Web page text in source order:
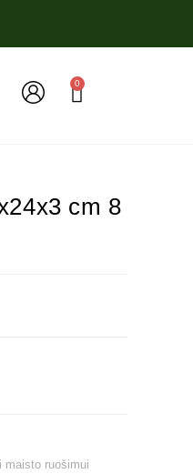
0
cm 8
maisto ruošimui